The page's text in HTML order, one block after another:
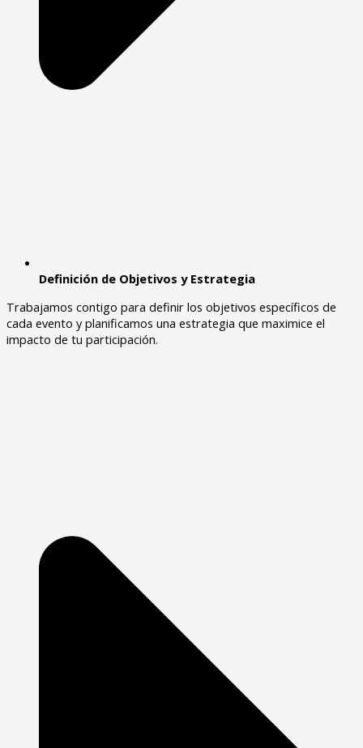
Definición de Objetivos y Estrategia
Trabajamos contigo para definir los objetivos específicos de
cada evento y planificamos una estrategia que maximice el
impacto de tu participación.